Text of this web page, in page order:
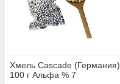
Хмель Cascade (Германия),
100 г Альфа % 7